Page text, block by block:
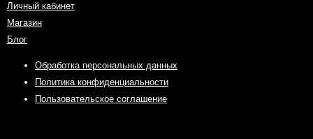
Личный кабинет
Магазин
Блог
Обработка персональных данных
Политика конфиденциальности
Пользовательское соглашение